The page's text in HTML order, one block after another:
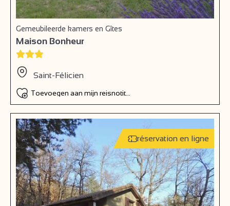
Gemeubileerde kamers en Gîtes
Maison Bonheur
Saint-Félicien
Toevoegen aan mijn reisnotitieboek
réservation en ligne